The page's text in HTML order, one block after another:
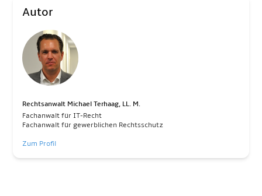
Autor
Rechtsanwalt Michael Terhaag, LL. M.
Fachanwalt für IT-Recht
Fachanwalt für gewerblichen Rechtsschutz
Zum Profil